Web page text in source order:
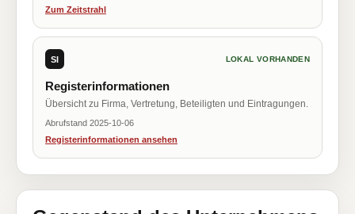
Zum Zeitstrahl
SI LOKAL VORHANDEN
Registerinformationen
Übersicht zu Firma, Vertretung, Beteiligten und Eintragungen.
Abrufstand 2025-10-06
Registerinformationen ansehen